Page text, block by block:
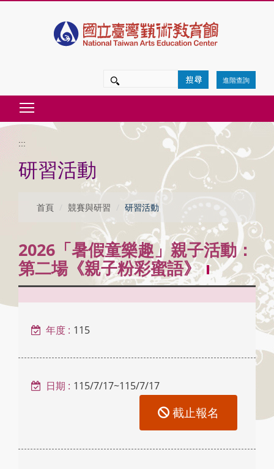
容
區
塊
進階查詢
:::
研習活動
首頁 競賽與研習 研習活動
2026「暑假童樂趣」親子活動：
第二場《親子粉彩蜜語》
年度 : 115
日期 : 115/7/17~115/7/17
截止報名